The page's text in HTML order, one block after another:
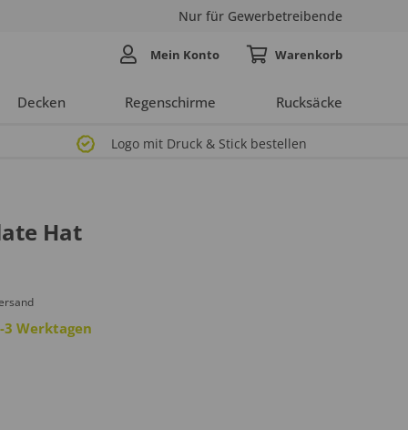
Nur für Gewerbetreibende
Decken Regenschirme Rucksäcke
Mein Konto
Logo mit Druck & Stick bestellen
Hat
Werktagen